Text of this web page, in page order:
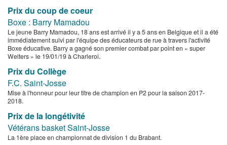
Prix du coup de coeur
Boxe : Barry Mamadou
Le jeune Barry Mamadou, 18 ans est arrivé il y a 5 ans en Belgique et il a été
immédiatement suivi par l'équipe des éducateurs de rue à travers l'activité
Boxe éducative. Barry a gagné son premier combat par point en « super
Welters » le 19/01/19 à Charleroi.
Prix du Collège
F.C. Saint-Josse
Mise à l'honneur pour leur titre de champion en P2 pour la saison 2017-
2018.
Prix de la longétivité
Vétérans basket Saint-Josse
La 1ère place en championnat de division 1 du Brabant.